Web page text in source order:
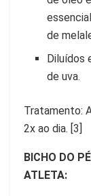
de
Diluídos
de uva.
Tratamento:
2x ao dia. [3]
BICHO DO
ATLETA: